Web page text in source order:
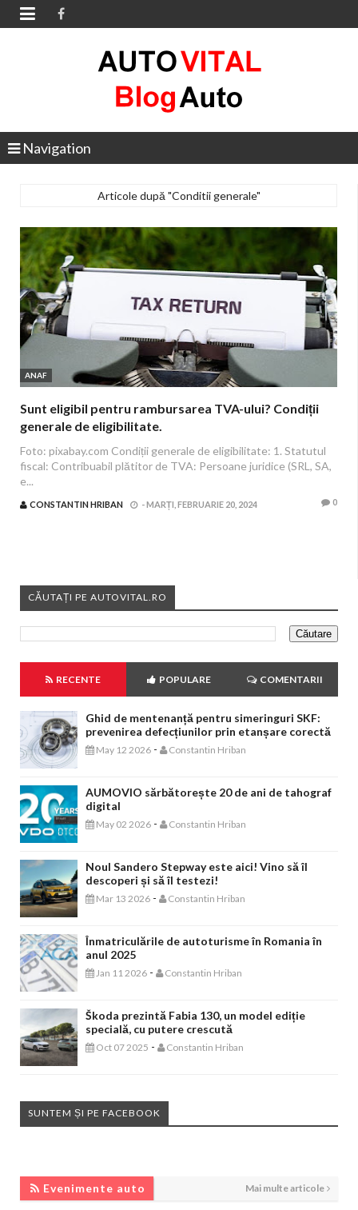

Navigation
Articole după "Conditii generale"
ANAF
Sunt eligibil pentru rambursarea TVA-ului? Condiții
generale de eligibilitate.
Foto: pixabay.com Condiții generale de eligibilitate: 1. Statutul
fiscal: Contribuabil plătitor de TVA: Persoane juridice (SRL, SA,
e...
CONSTANTIN HRIBAN -MARȚI, FEBRUARIE 20, 2024 0
CĂUTAȚI PE AUTOVITAL.RO
RECENTE POPULARE COMENTARII
Ghid de mentenanță pentru simeringuri SKF:
prevenirea defecțiunilor prin etanșare corectă
May 12 2026 - Constantin Hriban
AUMOVIO sărbătorește 20 de ani de tahograf
digital
May 02 2026 - Constantin Hriban
Noul Sandero Stepway este aici! Vino să îl
descoperi și să îl testezi!
Mar 13 2026 - Constantin Hriban
Înmatriculările de autoturisme în Romania în
anul 2025
Jan 11 2026 - Constantin Hriban
Škoda prezintă Fabia 130, un model ediție
specială, cu putere crescută
Oct 07 2025 - Constantin Hriban
SUNTEM ȘI PE FACEBOOK
Evenimente auto Mai multe articole